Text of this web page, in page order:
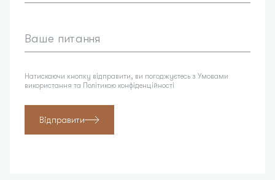
Ваше питання
Натискаючи кнопку відправити, ви погоджуєтесь з Умовами
використання та Політикою конфіденційності
Відправити